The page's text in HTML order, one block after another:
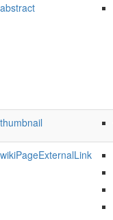
abstract
thumbnail
wikiPageExternalLink